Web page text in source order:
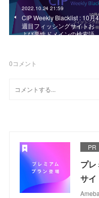
2022.10.24 21:59
CIP Weekly Blacklist : 10月4
週目フィッシングサイトお
よび悪性ドメインの検索語
0コメント
PR
プ
サイ